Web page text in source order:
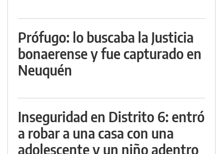
Prófugo: lo buscaba la Justicia
bonaerense y fue capturado en
Neuquén
Inseguridad en Distrito 6: entró
a robar a una casa con una
adolescente y un niño adentro